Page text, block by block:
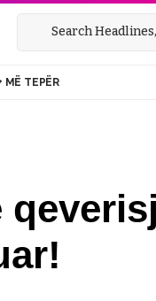
MË TEPËR